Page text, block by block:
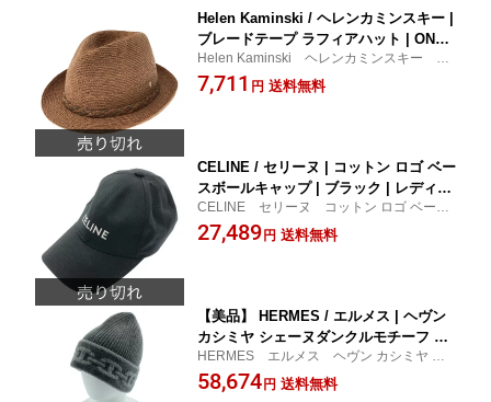
Helen Kaminski / ヘレンカミンスキー |
ブレードテープ ラフィアハット | ONE
SIZE | ピンクベージュ | レディース
Helen Kaminski ヘレンカミンスキー ブ
レードテープ ラフィアハット レディー
ス 小物 帽子 ピンクベージュ 古着
7,711 円 送料無料
CELINE / セリーヌ | コットン ロゴ ベー
スボールキャップ | ブラック | レディー
ス
CELINE セリーヌ コットン ロゴ ベース
ボールキャップ レディース 小物 帽
子 ブラック 古着
27,489 円 送料無料
【美品】 HERMES / エルメス | ヘヴン
カシミヤ シェーヌダンクルモチーフ ニ
ットキャップ | L | グレー | レディース
HERMES エルメス ヘヴン カシミヤ シ
ェーヌダンクルモチーフ ニットキャップ
レディース 小物 帽子 グレー 古着
58,674 円 送料無料